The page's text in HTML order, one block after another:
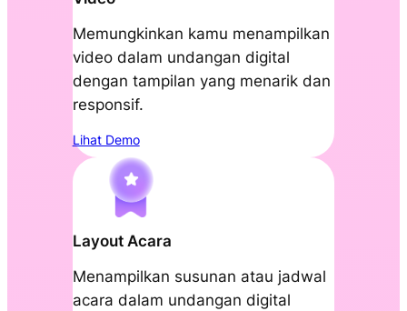
Memungkinkan kamu menampilkan
video dalam undangan digital
dengan tampilan yang menarik dan
responsif.
Lihat Demo
Layout Acara
Menampilkan susunan atau jadwal
acara dalam undangan digital